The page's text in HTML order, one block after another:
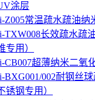
涂层
Z005常温疏水疏油纳
TXW008长效疏水疏
专用）
CB007超薄纳米二氧
BXG001/002耐钢丝
锈钢专用）